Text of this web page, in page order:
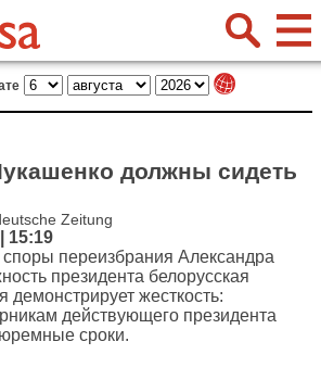
должны сидеть
Zeitung
15:19
переизбрания Александра
президента белорусская
демонстрирует жесткость:
действующего президента
сроки.